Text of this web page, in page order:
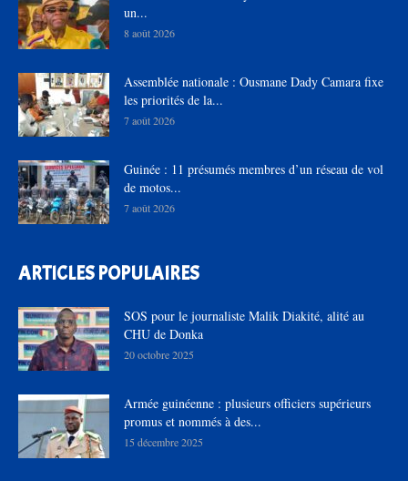
un...
8 août 2026
Assemblée nationale : Ousmane Dady Camara fixe
les priorités de la...
7 août 2026
Guinée : 11 présumés membres d’un réseau de vol
de motos...
7 août 2026
ARTICLES POPULAIRES
SOS pour le journaliste Malik Diakité, alité au
CHU de Donka
20 octobre 2025
Armée guinéenne : plusieurs officiers supérieurs
promus et nommés à des...
15 décembre 2025